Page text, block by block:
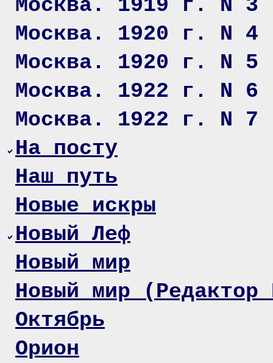
Москва. 1919 г. N 3
Москва. 1920 г. N 4
Москва. 1920 г. N 5
Москва. 1922 г. N 6
Москва. 1922 г. N 7
На посту
Наш путь
Новые искры
Новый Леф
Новый мир
Новый мир
Октябрь
Орион